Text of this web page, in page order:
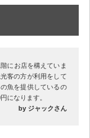
にお店を構えていま
客の方が利用をして
魚を提供しているの
になります。
by ジャックさん